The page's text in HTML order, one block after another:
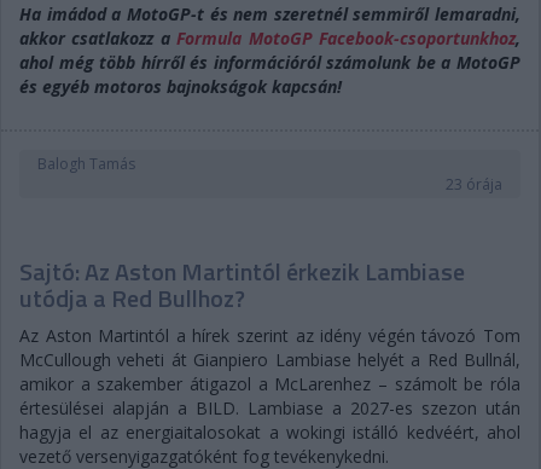
Ha imádod a MotoGP-t és nem szeretnél semmiről lemaradni,
akkor csatlakozz a Formula MotoGP Facebook-csoportunkhoz,
ahol még több hírről és információról számolunk be a MotoGP
és egyéb motoros bajnokságok kapcsán!
Balogh Tamás
23 órája
Sajtó: Az Aston Martintól érkezik Lambiase
utódja a Red Bullhoz?
Az Aston Martintól a hírek szerint az idény végén távozó Tom
McCullough veheti át Gianpiero Lambiase helyét a Red Bullnál,
amikor a szakember átigazol a McLarenhez – számolt be róla
értesülései alapján a BILD. Lambiase a 2027-es szezon után
hagyja el az energiaitalosokat a wokingi istálló kedvéért, ahol
vezető versenyigazgatóként fog tevékenykedni.